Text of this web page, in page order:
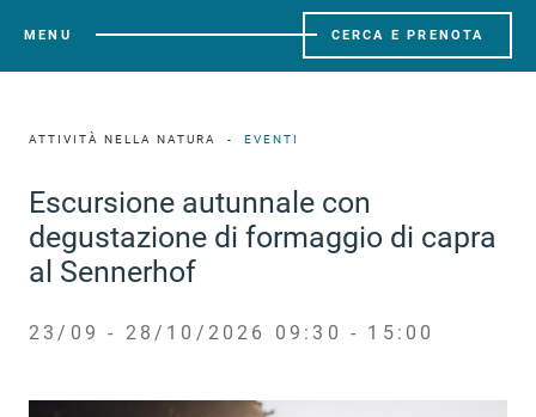
MENU CERCA E PRENOTA
ATTIVITÀ NELLA NATURA EVENTI
Escursione autunnale con
degustazione di formaggio di capra
al Sennerhof
23/09 - 28/10/2026 09:30 - 15:00